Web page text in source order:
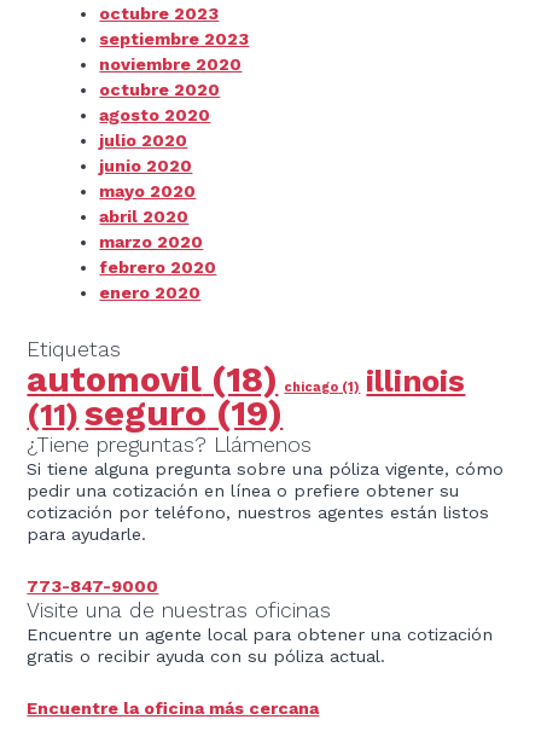
octubre 2023
septiembre 2023
noviembre 2020
octubre 2020
agosto 2020
julio 2020
junio 2020
mayo 2020
abril 2020
marzo 2020
febrero 2020
enero 2020
Etiquetas
automovil (18) chicago (1) illinois
(11) seguro (19)
¿Tiene preguntas? Llámenos
Si tiene alguna pregunta sobre una póliza vigente, cómo
pedir una cotización en línea o prefiere obtener su
cotización por teléfono, nuestros agentes están listos
para ayudarle.
773-847-9000
Visite una de nuestras oficinas
Encuentre un agente local para obtener una cotización
gratis o recibir ayuda con su póliza actual.
Encuentre la oficina más cercana